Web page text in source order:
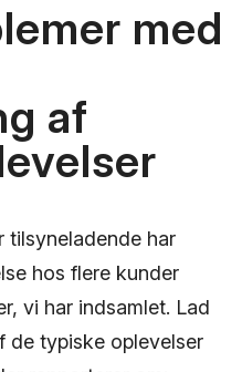
med
af
tilsyneladende har
hos flere kunder
vi har indsamlet. Lad
de typiske oplevelser